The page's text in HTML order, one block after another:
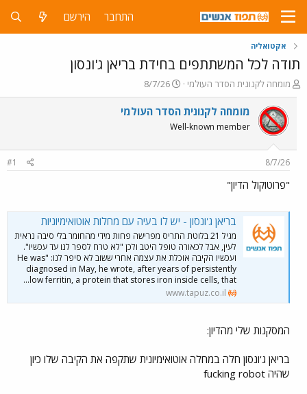
התחבר הירשם
אקטואליה
תודה לכל המשתתפים בחידת בריאן ג'ונסון
פ
ו
ח
ה
ו
ש
א
מומחה לקנונית הסדר העולמי
פ
ו
ר
8/7/26
מומחה לקנונית הסדר העולמי
Well-known member
8/7/26
#1
"פרוטוקול הדיון"
בריאן ג'ונסון - יש לו בעיה עם מחלות אוטואימיוניות
מגיל 21 בלוטת התריס מפרישה פחות מידי מהחומר בלי סיבה נראית
לעין, אבל לכאורה טופל היטב ולכן "לא טרח לספר לנו עד עכשיו".
ועכשיו הקיבה אוכלת את עצמה אחרי ששוב לא סיפר לנו: "He was
diagnosed in May, he wrote, after years of persistently
low ferritin, a protein that stores iron inside cells, that...
www.tapuz.co.il
המסקנות שלי מהדיון:
בריאן ג'ונסון חלה במחלה אוטואימיונית שתקפה את הקיבה שלו כיון
שהיה fucking robot